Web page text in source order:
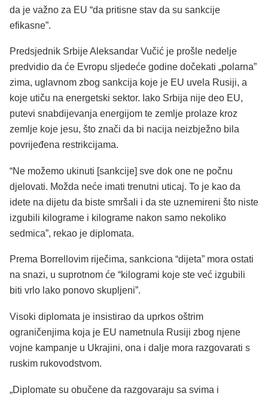
da je važno za EU “da pritisne stav da su sankcije
efikasne”.
Predsjednik Srbije Aleksandar Vučić je prošle nedelje
predvidio da će Evropu sljedeće godine dočekati „polarna”
zima, uglavnom zbog sankcija koje je EU uvela Rusiji, a
koje utiču na energetski sektor. Iako Srbija nije deo EU,
putevi snabdijevanja energijom te zemlje prolaze kroz
zemlje koje jesu, što znači da bi nacija neizbježno bila
povrijeđena restrikcijama.
“Ne možemo ukinuti [sankcije] sve dok one ne počnu
djelovati. Možda neće imati trenutni uticaj. To je kao da
idete na dijetu da biste smršali i da ste uznemireni što niste
izgubili kilograme i kilograme nakon samo nekoliko
sedmica”, rekao je diplomata.
Prema Borrellovim riječima, sankciona “dijeta” mora ostati
na snazi, u suprotnom će “kilogrami koje ste već izgubili
biti vrlo lako ponovo skupljeni”.
Visoki diplomata je insistirao da uprkos oštrim
ograničenjima koja je EU nametnula Rusiji zbog njene
vojne kampanje u Ukrajini, ona i dalje mora razgovarati s
ruskim rukovodstvom.
„Diplomate su obučene da razgovaraju sa svima i